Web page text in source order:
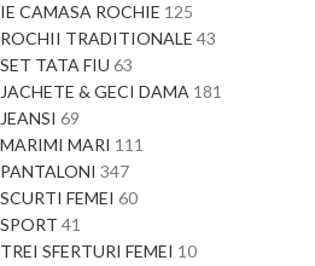
IE CAMASA ROCHIE 125
ROCHII TRADITIONALE 43
SET TATA FIU 63
JACHETE & GECI DAMA 181
JEANSI 69
MARIMI MARI 111
PANTALONI 347
SCURTI FEMEI 60
SPORT 41
TREI SFERTURI FEMEI 10